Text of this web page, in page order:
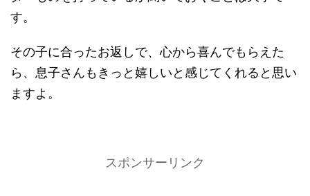
す。
その子に合ったお返しで、心から喜んでもらえた
ら、息子さんもきっと嬉しいと感じてくれると思い
ますよ。
スポンサーリンク